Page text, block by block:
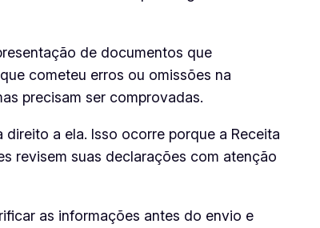
de documentos que
cometeu erros ou omissões na
precisam ser comprovadas.
a ela. Isso ocorre porque a Receita
revisem suas declarações com atenção
as informações antes do envio e